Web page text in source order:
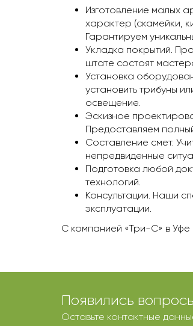
Изготовление малых
характер (скамейки,
Гарантируем
Укладка покрытий.
штате состоят
Установка
установить трибуны
освещение.
Эскизное
Предоставляем
Составление смет.
непредвиденные
Подготовка любой
технологий.
Консультации. Наши
эксплуатации.
С компанией «Три-С» в
Появились
Оставьте контактные